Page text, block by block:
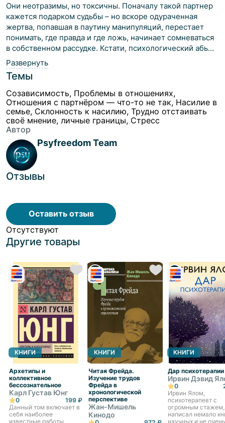
Они неотразимы, но токсичны. Поначалу такой партнер
кажется подарком судьбы – но вскоре одураченная
жертва, попавшая в паутину манипуляций, перестает
понимать, где правда и где ложь, начинает сомневаться
в собственном рассудке. Кстати, психологический абьюз
воспринимается человеческим мозгом так же как боль,
вызываемая физическим насилием. Особенно опасен
нарциссический абьюз. В этой книге рассмотрены все
уловки абьюзеров – нарциссов, психопатов и прочих
опасных манипуляторов. Они запросто обводят вокруг
пальца даже проф.психологов. Самое страшное, что
многочисленные жертвы психопатов и нарциссов часто
страдают от КПТСР – комплексного
посттравматического стрессового расстройства. Как те,
кто побывал в плену или в рабстве! В заключении
даются советы как справиться с КПТСР. В том числе
взрослым детям нарциссов.Эта книга вошла в шорт-лист
доскональное изучение и знание темы.
Развернуть
Темы
Созависимость, Проблемы в отношениях,
Отношения с партнёром — что-то не так, Насилие в
семье, Склонность к насилию, Трудно отстаивать
своё мнение, личные границы, Стресс
Автор
Psyfreedom Team
Отзывы
Оставить отзыв
Отсутствуют
Другие товары
КНИГИ
Архетипы и
коллективное
бессознательное
Карл Густав Юнг
0
199 ₽
Данный том включает в
себя наиболее
известные работы
КНИГИ
Читая Фрейда.
Изучение трудов
Фрейда в
хронологической
перспективе
Жан-Мишель
Кинодо
КНИГИ
Дар психотерапии
Ирвин Дэвид
0
Ирвин Ялом,
психотерапевт с
огромным стажем,
написал немало
научных и не